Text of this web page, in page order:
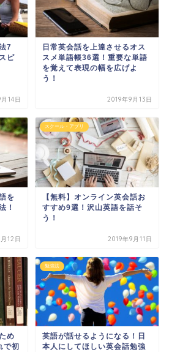
7
ピ
14日
日常英会話を上達させるオス
スメ単語帳36選！重要な単語
を覚えて表現の幅を広げよ
う！
2019年9月13日
を
！
12日
スクール・アプリ
【無料】オンライン英会話お
すすめ9選！沢山英語を話そ
う！
2019年9月11日
め
で初
勉強法
英語が話せるようになる！日
本人にしてほしい英会話勉強